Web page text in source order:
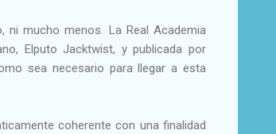
mucho menos. La Real Academia
Elputo Jacktwist, y publicada por
sea necesario para llegar a esta
coherente con una finalidad